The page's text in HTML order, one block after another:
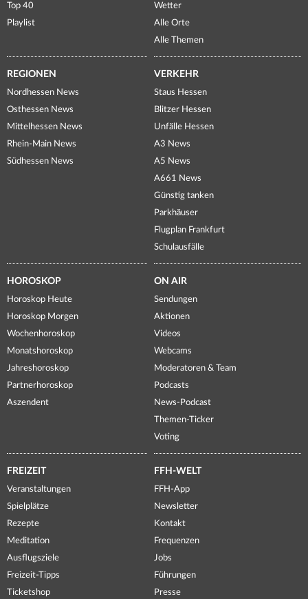
Top 40
Playlist
Wetter
Alle Orte
Alle Themen
REGIONEN
Nordhessen News
Osthessen News
Mittelhessen News
Rhein-Main News
Südhessen News
VERKEHR
Staus Hessen
Blitzer Hessen
Unfälle Hessen
A3 News
A5 News
A661 News
Günstig tanken
Parkhäuser
Flugplan Frankfurt
Schulausfälle
HOROSKOP
Horoskop Heute
Horoskop Morgen
Wochenhoroskop
Monatshoroskop
Jahreshoroskop
Partnerhoroskop
Aszendent
ON AIR
Sendungen
Aktionen
Videos
Webcams
Moderatoren & Team
Podcasts
News-Podcast
Themen-Ticker
Voting
FREIZEIT
Veranstaltungen
Spielplätze
Rezepte
Meditation
Ausflugsziele
Freizeit-Tipps
Ticketshop
FFH-WELT
FFH-App
Newsletter
Kontakt
Frequenzen
Jobs
Führungen
Presse